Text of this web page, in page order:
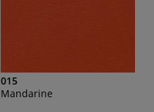
015
Mandarine